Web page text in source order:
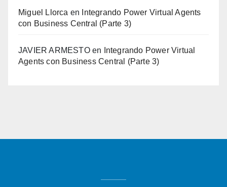
Miguel Llorca en
Integrando Power Virtual Agents
con Business Central (Parte 3)
JAVIER ARMESTOen
Integrando Power Virtual
Agents con Business Central (Parte 3)